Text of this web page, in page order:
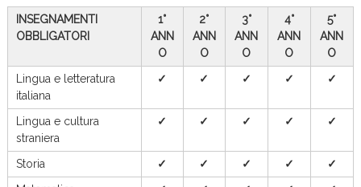
INSEGNAMENTI
OBBLIGATORI
1°
ANN
O
2°
ANN
O
3°
ANN
O
4°
ANN
O
5°
ANN
O
Lingua e letteratura
italiana
✓ ✓ ✓ ✓ ✓
Lingua e cultura
straniera
✓ ✓ ✓ ✓ ✓
Storia ✓ ✓ ✓ ✓
✓